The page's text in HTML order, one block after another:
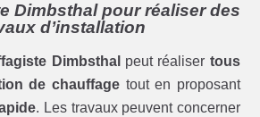
Dimbsthal pour réaliser des
d’installation
Dimbsthal peut réaliser tous
de chauffage tout en proposant
. Les travaux peuvent concerner